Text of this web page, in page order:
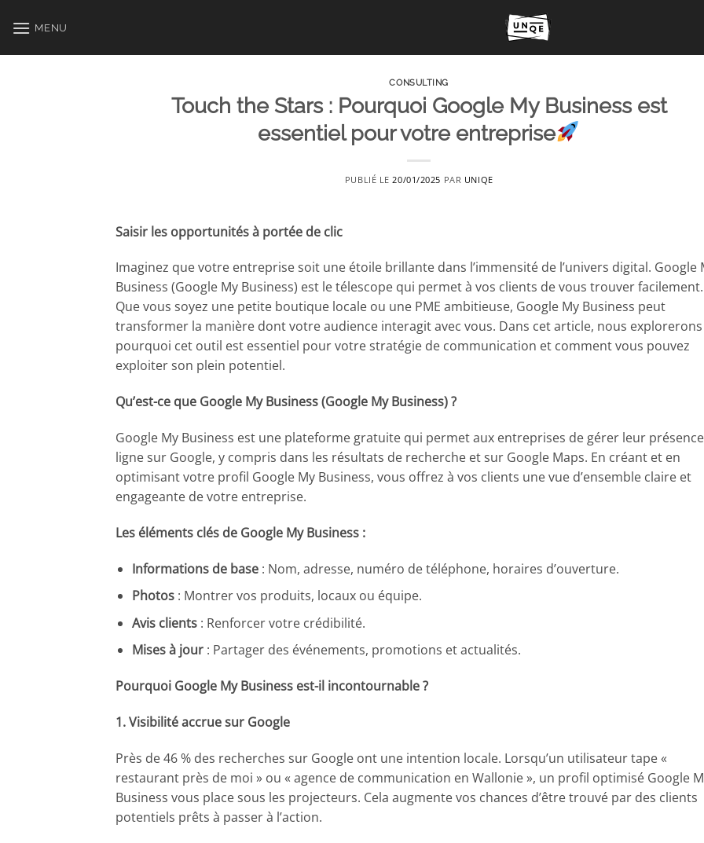
au
MENU
CONSULTING
Touch the Stars : Pourquoi Google My Business est
essentiel pour votre entreprise
PUBLIÉ LE 20/01/2025 PAR UNIQE
Saisir les opportunités à portée de clic
Imaginez que votre entreprise soit une étoile brillante dans l’immensité de l’univers digital. Google
Business (Google My Business) est le télescope qui permet à vos clients de vous trouver facilement.
Que vous soyez une petite boutique locale ou une PME ambitieuse, Google My Business peut
transformer la manière dont votre audience interagit avec vous. Dans cet article, nous explorerons
pourquoi cet outil est essentiel pour votre stratégie de communication et comment vous pouvez
exploiter son plein potentiel.
Qu’est-ce que Google My Business (Google My Business) ?
Google My Business est une plateforme gratuite qui permet aux entreprises de gérer leur
ligne sur Google, y compris dans les résultats de recherche et sur Google Maps. En créant et en
optimisant votre profil Google My Business, vous offrez à vos clients une vue d’ensemble claire et
engageante de votre entreprise.
Les éléments clés de Google My Business :
Informations de base: Nom, adresse, numéro de téléphone, horaires d’ouverture.
Photos: Montrer vos produits, locaux ou équipe.
Avis clients: Renforcer votre crédibilité.
Mises à jour: Partager des événements, promotions et actualités.
Pourquoi Google My Business est-il incontournable ?
1. Visibilité accrue sur Google
Près de 46 % des recherches sur Google ont une intention locale. Lorsqu’un utilisateur tape «
restaurant près de moi » ou « agence de communication en Wallonie », un profil optimisé Google
Business vous place sous les projecteurs. Cela augmente vos chances d’être trouvé par des clients
potentiels prêts à passer à l’action.